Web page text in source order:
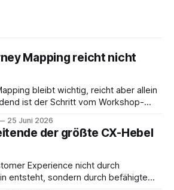
Mapping reicht nicht
bleibt wichtig, reicht aber allein
ist der Schritt vom Workshop-
25 Juni 2026
der größte CX-Hebel
Experience nicht durch
entsteht, sondern durch befähigte